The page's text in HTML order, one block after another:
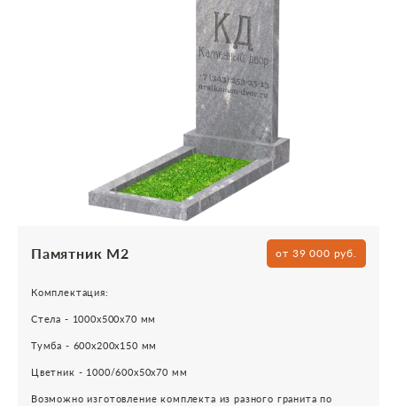
Памятник М2 от 39 000 руб.
Комплектация:
Стела - 1000х500х70 мм
Тумба - 600х200х150 мм
Цветник - 1000/600х50х70 мм
Возможно изготовление комплекта из разного гранита по